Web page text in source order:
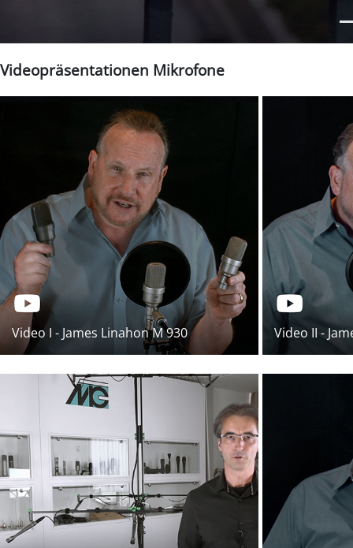
Videopräsentationen Mikrofone
Video I - James Linahon M 930 Video II -